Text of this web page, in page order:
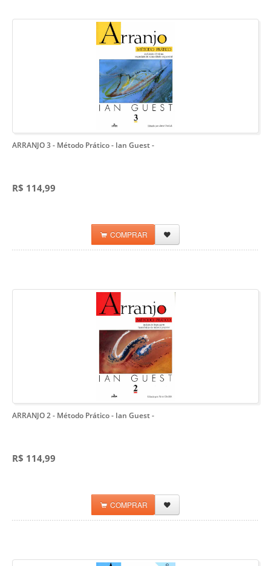
ARRANJO 3 - Método Prático - Ian Guest-
R$ 114,99
COMPRAR
ARRANJO 2 - Método Prático - Ian Guest-
R$ 114,99
COMPRAR